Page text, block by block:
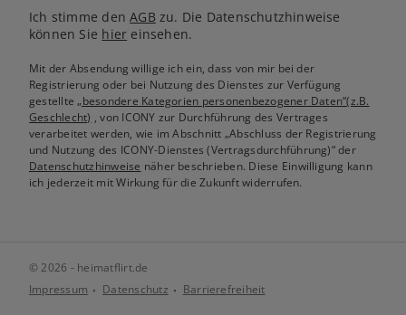
Ich stimme denAGB zu. Die Datenschutzhinweise
können Sie hier einsehen.
Mit der Absendung willige ich ein, dass von mir bei der
Registrierung oder bei Nutzung des Dienstes zur Verfügung
gestellte„besondere Kategorien personenbezogener Daten“(z.B.
Geschlecht) , von ICONY zur Durchführung des Vertrages
verarbeitet werden, wie im Abschnitt „Abschluss der Registrierung
und Nutzung des ICONY-Dienstes (Vertragsdurchführung)“ der
Datenschutzhinweise näher beschrieben. Diese Einwilligung kann
ich jederzeit mit Wirkung für die Zukunft widerrufen.
© 2026 - heimatflirt.de
Impressum
Datenschutz Barrierefreiheit